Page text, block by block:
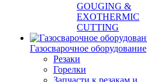
GOUGING &
EXOTHERMIC
CUTTING
Газосварочное оборудование
Резаки
Горелки
Запчасти к резакам и